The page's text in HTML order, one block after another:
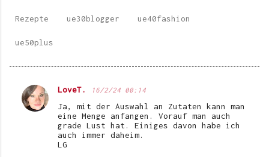
Rezepte ue30blogger ue40fashion
ue50plus
K
LoveT. 16/2/24 00:14
Ja, mit der Auswahl an Zutaten kann man
eine Menge anfangen. Vorauf man auch
grade Lust hat. Einiges davon habe ich
auch immer daheim.
LG